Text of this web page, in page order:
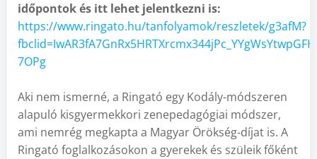
időpontok és itt lehet jelentkezni is:
https://www.ringato.hu/tanfolyamok/reszletek/g3afM?
7OPg
Aki nem ismerné, a Ringató egy Kodály-módszeren
alapuló kisgyermekkori zenepedagógiai módszer,
ami nemrég megkapta a Magyar Örökség-díjat is. A
Ringató foglalkozásokon a gyerekek és szüleik főként